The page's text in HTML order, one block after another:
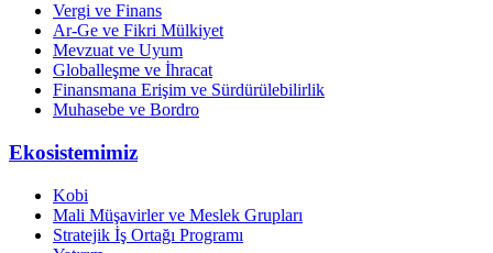
Vergi ve Finans
Ar-Ge ve Fikri Mülkiyet
Mevzuat ve Uyum
Globalleşme ve İhracat
Finansmana Erişim ve Sürdürülebilirlik
Muhasebe ve Bordro
Ekosistemimiz
Kobi
Mali Müşavirler ve Meslek Grupları
Stratejik İş Ortağı Programı